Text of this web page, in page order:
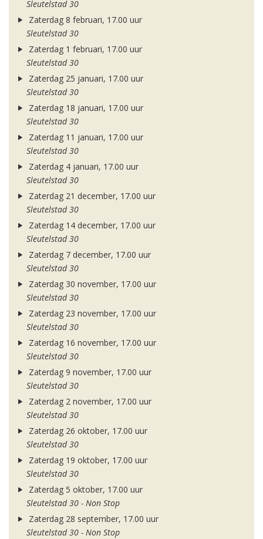
Sleutelstad 30
Zaterdag 8 februari, 17.00 uur
Sleutelstad 30
Zaterdag 1 februari, 17.00 uur
Sleutelstad 30
Zaterdag 25 januari, 17.00 uur
Sleutelstad 30
Zaterdag 18 januari, 17.00 uur
Sleutelstad 30
Zaterdag 11 januari, 17.00 uur
Sleutelstad 30
Zaterdag 4 januari, 17.00 uur
Sleutelstad 30
Zaterdag 21 december, 17.00 uur
Sleutelstad 30
Zaterdag 14 december, 17.00 uur
Sleutelstad 30
Zaterdag 7 december, 17.00 uur
Sleutelstad 30
Zaterdag 30 november, 17.00 uur
Sleutelstad 30
Zaterdag 23 november, 17.00 uur
Sleutelstad 30
Zaterdag 16 november, 17.00 uur
Sleutelstad 30
Zaterdag 9 november, 17.00 uur
Sleutelstad 30
Zaterdag 2 november, 17.00 uur
Sleutelstad 30
Zaterdag 26 oktober, 17.00 uur
Sleutelstad 30
Zaterdag 19 oktober, 17.00 uur
Sleutelstad 30
Zaterdag 5 oktober, 17.00 uur
Sleutelstad 30 - Non Stop
Zaterdag 28 september, 17.00 uur
Sleutelstad 30 - Non Stop